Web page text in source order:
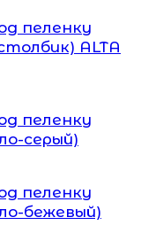
пеленку
ALTA
пеленку
серый)
пеленку
бежевый)